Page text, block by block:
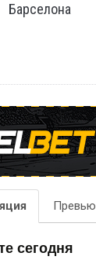
Барселона
Превью
сегодня